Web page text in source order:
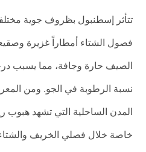
تتأثر إسطنبول بظروف جوية
فصول الشتاء أمطاراً غزيرة
الصيف حارة وجافة، مما يسبب
نسبة الرطوبة في الجو. ومن
المدن الساحلية التي تشهد هبوب
خاصة خلال فصلي الخريف